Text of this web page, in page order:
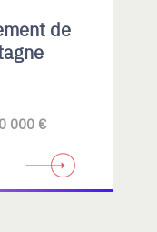
de
000 €